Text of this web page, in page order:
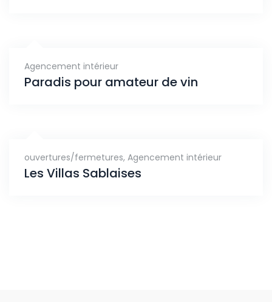
Agencement intérieur
Paradis pour amateur de vin
ouvertures/fermetures, Agencement intérieur
Les Villas Sablaises